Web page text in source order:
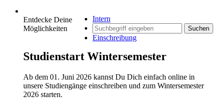
Intern
Suchen
Einschreibung
Entdecke Deine
Möglichkeiten
Studienstart Wintersemester
Ab dem 01. Juni 2026 kannst Du Dich einfach online in
unsere Studiengänge einschreiben und zum Wintersemester
2026 starten.